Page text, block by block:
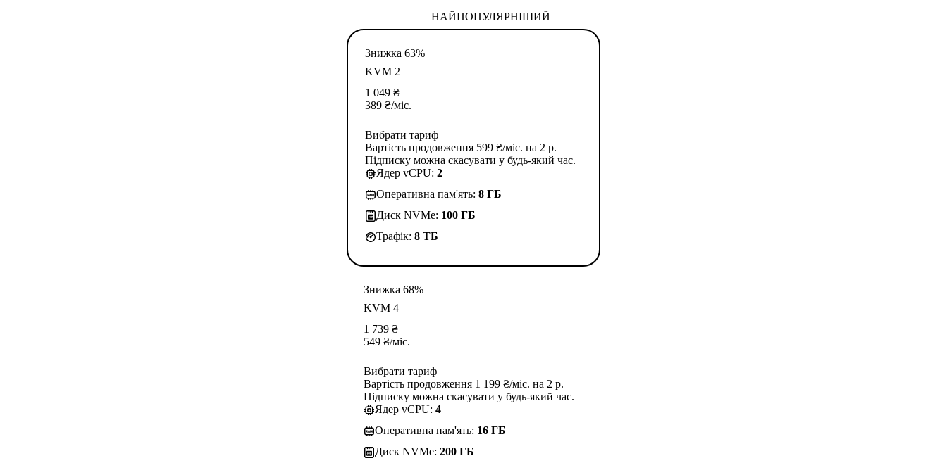
НАЙПОПУЛЯРНІШИЙ
Знижка 63%
KVM 2
1 049 ₴
389 ₴/міс.
Вибрати тариф
Вартість продовження 599 ₴/міс. на 2 р.
Підписку можна скасувати у будь-який час.
Ядер vCPU: 2
Оперативна пам'ять: 8 ГБ
Диск NVMe: 100 ГБ
Трафік: 8 TБ
Знижка 68%
KVM 4
1 739 ₴
549 ₴/міс.
Вибрати тариф
Вартість продовження 1 199 ₴/міс. на 2 р.
Підписку можна скасувати у будь-який час.
Ядер vCPU: 4
Оперативна пам'ять: 16 ГБ
Диск NVMe: 200 ГБ